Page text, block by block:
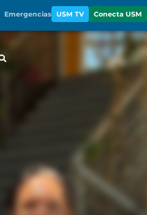
Emergencias USM TV Conecta USM